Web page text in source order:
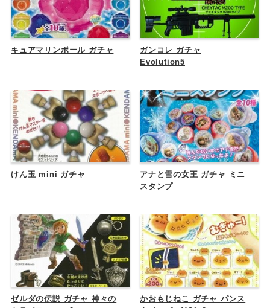
キュアマリンボール ガチャ
ガンコレ ガチャ
Evolution5
けん玉 mini ガチャ
アナと雪の女王 ガチャ ミニ
スタンプ
ゼルダの伝説 ガチャ 神々の
かおもじねこ ガチャ パンス